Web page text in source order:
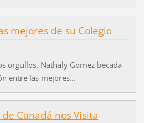
mejores de su Colegio
orgullos, Nathaly Gomez becada
entre las mejores...
Canadá nos Visita